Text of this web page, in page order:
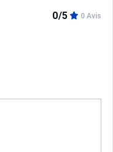
0/5 0 Avis